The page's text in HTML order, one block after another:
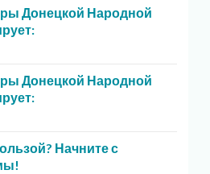
Донецкой Народной
Донецкой Народной
Начните с